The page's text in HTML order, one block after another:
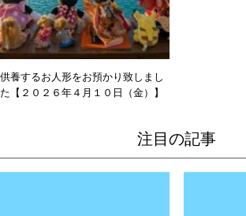
供養するお人形をお預かり致しまし
た【２０２６年４月１０日（金）】
注目の記事